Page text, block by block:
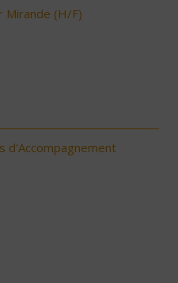
Mirande (H/F)
d'Accompagnement